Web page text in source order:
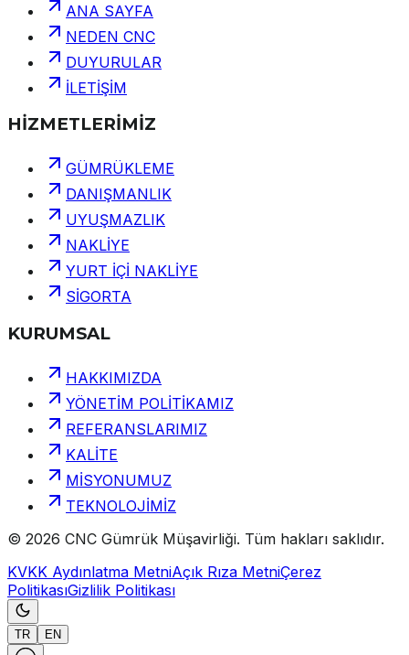
ANA SAYFA
NEDEN CNC
DUYURULAR
İLETİŞİM
HİZMETLERİMİZ
GÜMRÜKLEME
DANIŞMANLIK
UYUŞMAZLIK
NAKLİYE
YURT İÇİ NAKLİYE
SİGORTA
KURUMSAL
HAKKIMIZDA
YÖNETİM POLİTİKAMIZ
REFERANSLARIMIZ
KALİTE
MİSYONUMUZ
TEKNOLOJİMİZ
© 2026 CNC Gümrük Müşavirliği. Tüm hakları saklıdır.
KVKK Aydınlatma MetniAçık Rıza MetniÇerez
PolitikasıGizlilik Politikası
TR EN